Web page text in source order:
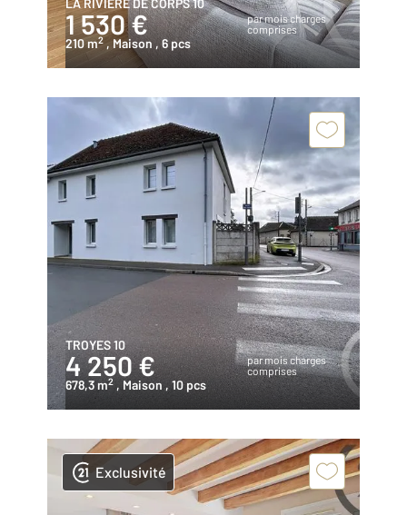
LA RIVIERE DE CORPS 10
1 530 €
par mois charges
comprises
210 m2 , Maison , 6 pcs
TROYES 10
4 250 €
par mois charges
comprises
678,3 m2 , Maison , 10 pcs
Exclusivité